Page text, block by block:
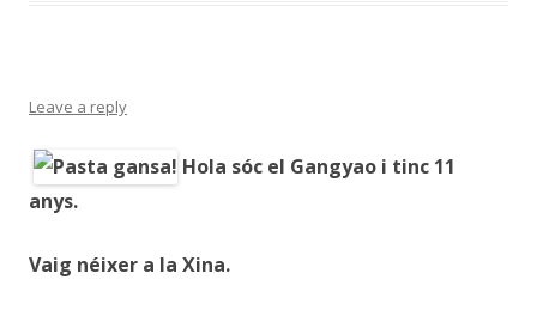
Leave a reply
Hola sóc el Gangyao i tinc 11
anys.
Vaig néixer a la Xina.